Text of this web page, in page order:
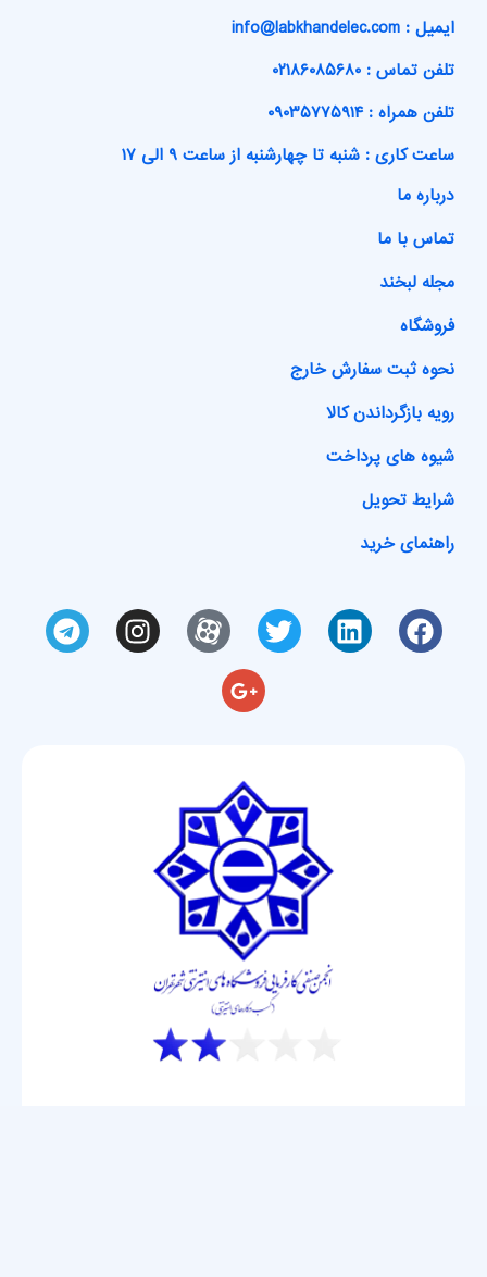
ایمیل : info@labkhandelec.com
تلفن تماس : ۰۲۱۸۶۰۸۵۶۸۰
تلفن همراه : ۰۹۰۳۵۷۷۵۹۱۴
ساعت کاری : شنبه تا چهارشنبه از ساعت ۹ الی ۱۷
درباره ما
تماس با ما
مجله لبخند
فروشگاه
نحوه ثبت سفارش خارج
رویه بازگرداندن کالا
شیوه های پرداخت
شرایط تحویل
راهنمای خرید